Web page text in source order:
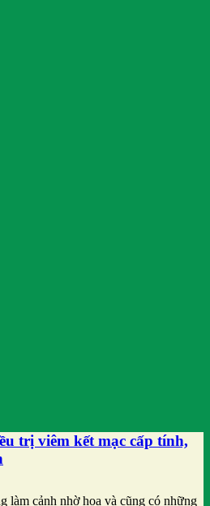
trị viêm kết mạc cấp tính,
làm cảnh nhờ hoa và cũng có những